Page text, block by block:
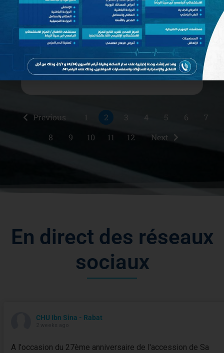
principal : Assistant médico-
social
Date de publication: novembre 24, 2025
Télécharger
Previous 1 2 3 4 5 6
7
8
9 10 11 12 Next
CHU Ibn Sina - Rabat
A l'occasion du 27ème anniversaire de l'accession de Sa
En d irect d es réseaux
sociaux